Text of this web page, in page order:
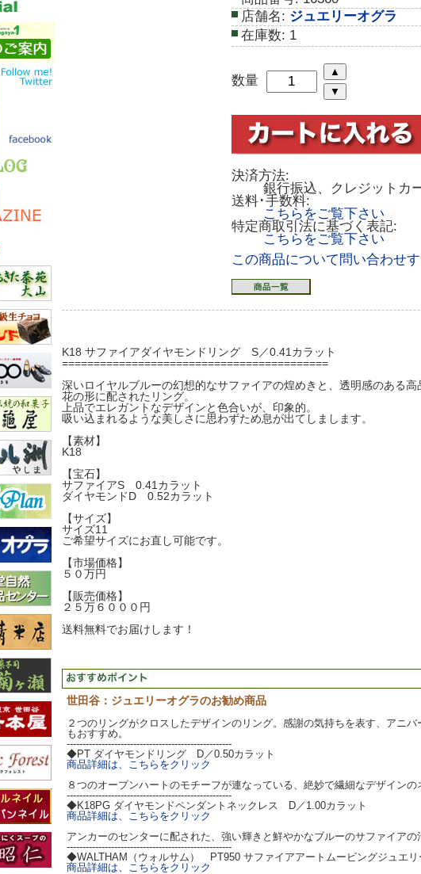
店舗名: ジュエリーオグラ
在庫数: 1
数量
決済方法:
銀行振込、クレジットカ
送料･手数料:
こちらをご覧下さい
特定商取引法に基づく表記:
こちらをご覧下さい
この商品について問い合わせ
K18 サファイアダイヤモンドリング S／0.41カラット
==========================================
深いロイヤルブルーの幻想的なサファイアの煌めきと、透明感のある
花の形に配されたリング。
上品でエレガントなデザインと色合いが、印象的。
吸い込まれるような美しさに思わずため息が出てしまします。
【素材】
K18
【宝石】
サファイアS 0.41カラット
ダイヤモンドD 0.52カラット
【サイズ】
サイズ11
ご希望サイズにお直し可能です。
【市場価格】
５０万円
【販売価格】
２５万６０００円
送料無料でお届けします！
世田谷：ジュエリーオグラのお勧め商品
２つのリングがクロスしたデザインのリング。感謝の気持ちを表す、アニ
もおすすめ。
----------------------------------------------------
◆PT ダイヤモンドリング D／0.50カラット
商品詳細は、こちらをクリック
８つのオープンハートのモチーフが連なっている、絶妙で繊細なデザインの
----------------------------------------------------
◆K18PG ダイヤモンドペンダントネックレス D／1.00カラット
商品詳細は、こちらをクリック
アンカーのセンターに配された、強い輝きと鮮やかなブルーのサファイアの
----------------------------------------------------
◆WALTHAM（ウォルサム） PT950 サファイアアートムービングジュエリ
商品詳細は、こちらをクリック